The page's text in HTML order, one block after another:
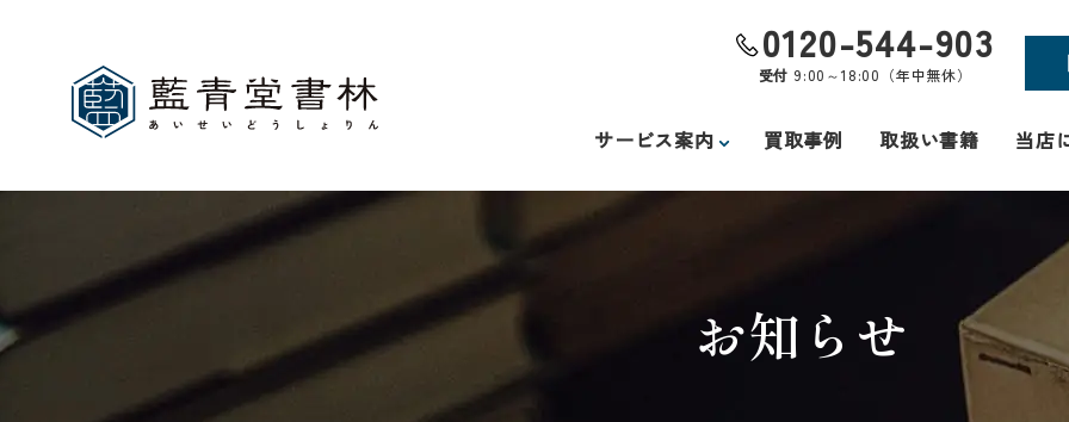
サービス案内 買取事例 取扱い書籍 当店
0120-544-903
受付 9:00～18:00（年中無休）
お知らせ